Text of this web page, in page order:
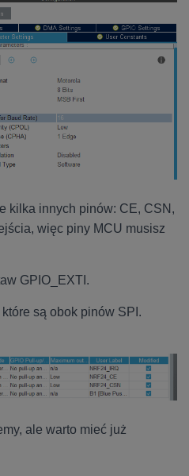
kilka innych pinów: CE, CSN,
więc piny MCU musisz
GPIO_EXTI.
są obok pinów SPI.
ale warto mieć już